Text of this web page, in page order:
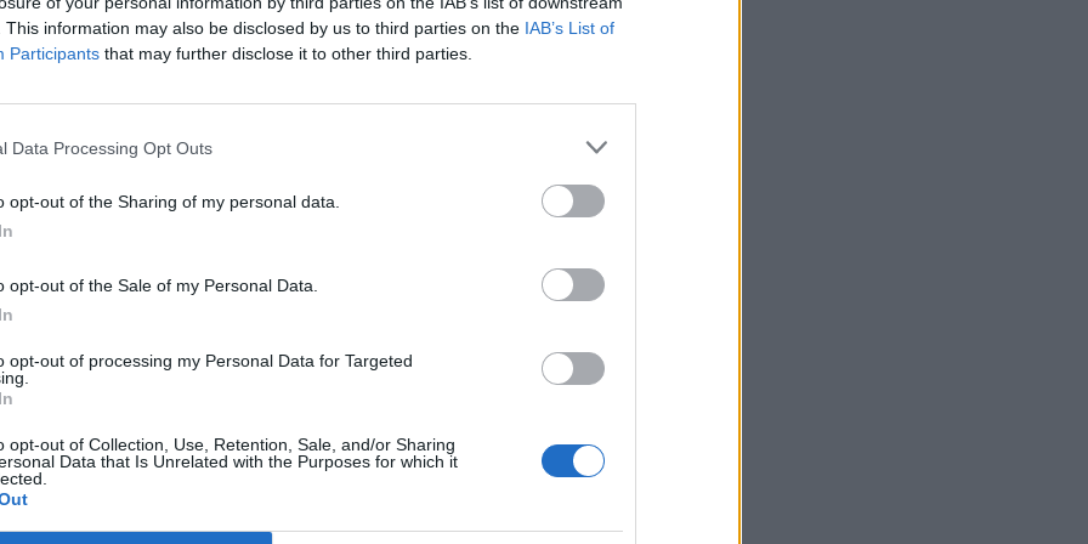
This information may also be disclosed by us to third parties on the IAB’s List of
Participants that may further disclose it to other third parties.
Data Processing Opt Outs
opt-out of the Sharing of my personal data.
opt-out of the Sale of my Personal Data.
opt-out of processing my Personal Data for Targeted
opt-out of Collection, Use, Retention, Sale, and/or Sharing
Data that Is Unrelated with the Purposes for which it
kakaótermelőjeként ismert afrikai ország korábbi kereskedelmi minisztere
jelezték több településen. A politikus a négy ellenzéki kihívó egyike volt a
szemben. Ouattara, aki korábban a Nemzetközi Valutaalap...
portfolio.hu hírarchívumához tartozik, melynek olvasása előfizetéses
cikkarchívum
elmúlt 2 év napon belüli
Előfizetés